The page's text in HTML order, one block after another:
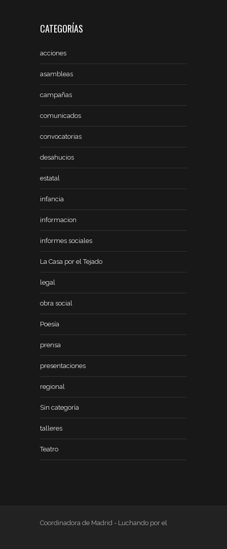
CATEGORÍAS
acciones
asambleas
campañas
comunicados
convocatorias
desahucios
estatal
infancia
informacion
informes sociales
La Casa por el Tejado
legal
obra social
Poesía
prensa
presentaciones
regional
Sin categoría
talleres
Teatro
Coordinadora de Madrid - Luchando por el